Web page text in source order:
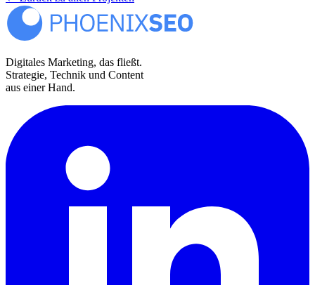
Digitales Marketing, das fließt.
Strategie, Technik und Content
aus einer Hand.